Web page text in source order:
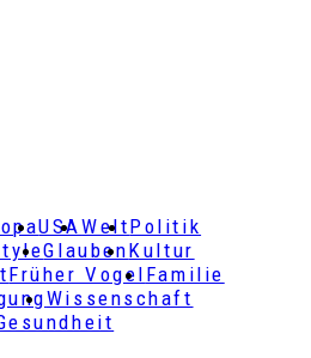
USAWeltPolitik
GlaubenKultur
Früher Vogel Familie
Wissenschaft